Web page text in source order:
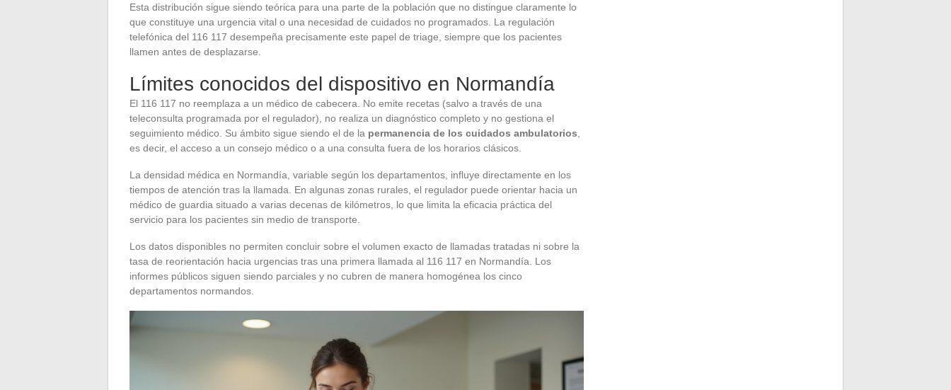
Esta distribución sigue siendo teórica para una parte de la población que no distingue claramente lo
que constituye una urgencia vital o una necesidad de cuidados no programados. La regulación
telefónica del 116 117 desempeña precisamente este papel de triage, siempre que los pacientes
llamen antes de desplazarse.
Límites conocidos del dispositivo en Normandía
El 116 117 no reemplaza a un médico de cabecera. No emite recetas (salvo a través de una
teleconsulta programada por el regulador), no realiza un diagnóstico completo y no gestiona el
seguimiento médico. Su ámbito sigue siendo el de la permanencia de los cuidados ambulatorios
es decir, el acceso a un consejo médico o a una consulta fuera de los horarios clásicos.
La densidad médica en Normandía, variable según los departamentos, influye directamente en los
tiempos de atención tras la llamada. En algunas zonas rurales, el regulador puede orientar hacia un
médico de guardia situado a varias decenas de kilómetros, lo que limita la eficacia práctica del
servicio para los pacientes sin medio de transporte.
Los datos disponibles no permiten concluir sobre el volumen exacto de llamadas tratadas ni sobre la
tasa de reorientación hacia urgencias tras una primera llamada al 116 117 en Normandía. Los
informes públicos siguen siendo parciales y no cubren de manera homogénea los cinco
departamentos normandos.